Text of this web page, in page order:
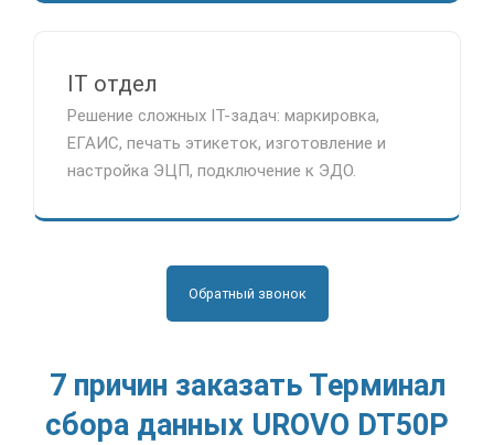
IT отдел
Решение сложных IT-задач: маркировка,
ЕГАИС, печать этикеток, изготовление и
настройка ЭЦП, подключение к ЭДО.
Обратный звонок
7 причин заказать Терминал
сбора данных UROVO DT50P